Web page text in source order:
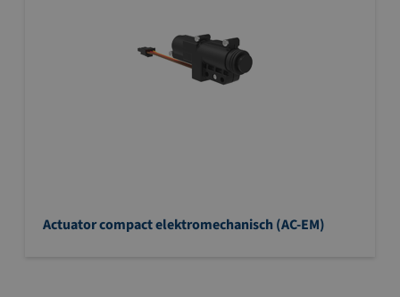
Actuator compact elektromechanisch (AC-EM)